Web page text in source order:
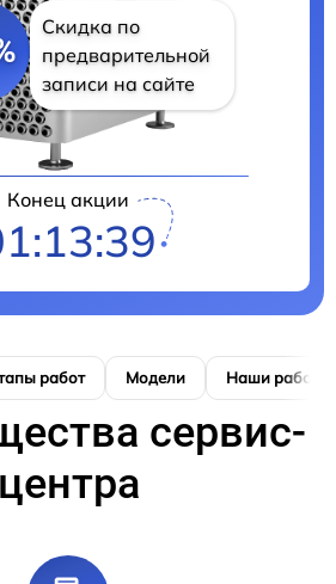
Скидка по
предварительной
записи на сайте
Конец акции
работ Модели Наши работы
сервис-
центра